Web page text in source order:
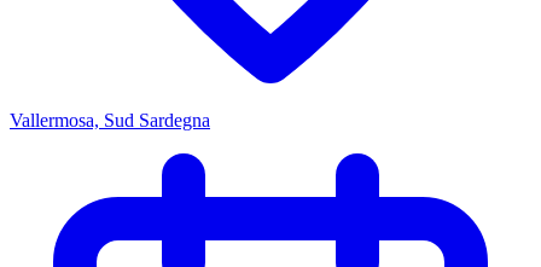
Vallermosa, Sud Sardegna